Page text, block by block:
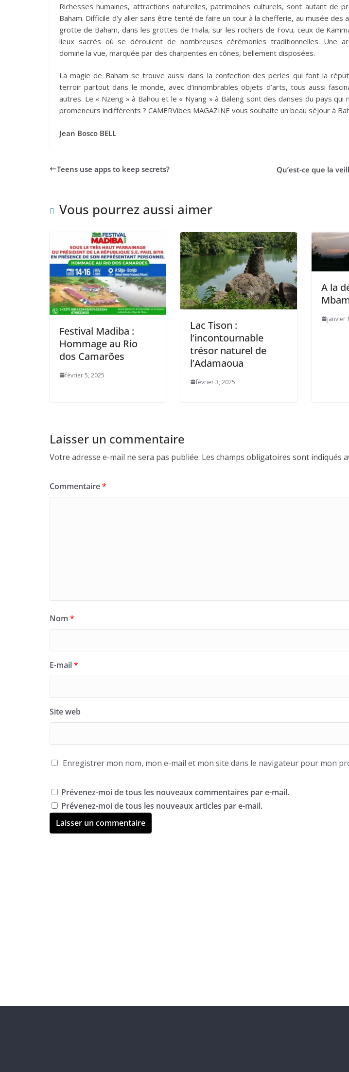
Richesses humaines, attractions naturelles, patrimoines culturels, sont autant de
Baham. Difficile d’y aller sans être tenté de faire un tour à la chefferie, au musée des
grotte de Baham, dans les grottes de Hiala, sur les rochers de Fovu, ceux de
lieux sacrés où se déroulent de nombreuses cérémonies traditionnelles. Une
domine la vue, marquée par des charpentes en cônes, bellement disposées.
La magie de Baham se trouve aussi dans la confection des perles qui font la
terroir partout dans le monde, avec d’innombrables objets d’arts, tous aussi
autres. Le « Nzeng » à Bahou et le « Nyang » à Baleng sont des danses du pays qui
promeneurs indifférents ? CAMERVibes MAGAZINE vous souhaite un beau séjour à
Jean Bosco BELL
Teens use apps to keep secrets?
Qu’est-ce que la
Vous pourrez aussi aimer
Festival Madiba :
Hommage au Rio
dos Camarões
février 5, 2025
Lac Tison :
l’incontournable
trésor naturel de
l’Adamaoua
février 3, 2025
A la
janvier
Laisser un commentaire
Votre adresse e-mail ne sera pas publiée. Les champs obligatoires sont indiqués
Commentaire*
Nom *
E-mail*
Site web
Enregistrer mon nom, mon e-mail et mon site dans le navigateur pour mon
Prévenez-moi de tous les nouveaux commentaires par e-mail.
Prévenez-moi de tous les nouveaux articles par e-mail.